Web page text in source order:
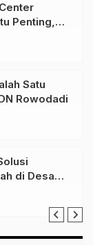
Penting,
Klaten 5
Satu
Rowodadi
di Desa